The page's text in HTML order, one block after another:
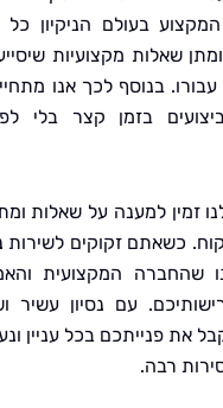
הניקיון כל לקוח
מקצועיות שיסייעו לו
לכך אנו מתחייבים
קצר בלי לפגוע
על שאלות ומתן מידע
זקוקים לשירות ניקוי
המקצועית והאמינה
נסיון עשיר ושביעות
בכל עניין ונעניק